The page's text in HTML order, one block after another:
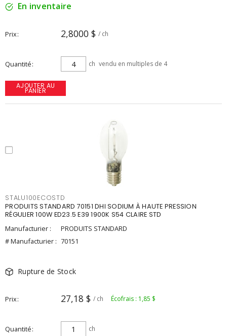
En inventaire
Prix 2,8000 $ / ch
Quantité ch vendu en multiples de 4
AJOUTER AU
PANIER
STALU100ECOSTD
PRODUITS STANDARD 70151 DHI SODIUM À HAUTE PRESSION
RÉGULIER 100W ED23.5 E39 1900K S54 CLAIRE STD
Manufacturier :
PRODUITS STANDARD
# Manufacturier : 70151
Rupture de Stock
Prix 27,18 $ / ch Écofrais : 1,85 $
Quantité ch